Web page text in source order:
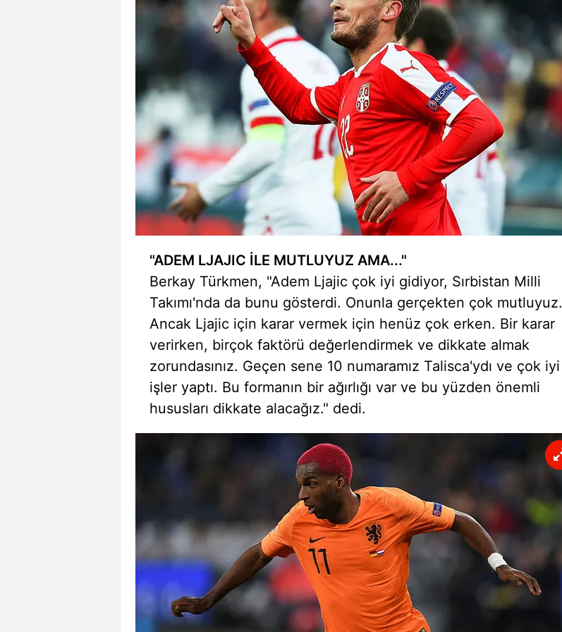
mevzuata uygun olarak kullanılan çerezlerle ilgili bilgi almak için lütfen
"ADEM LJAJIC İLE MUTLUYUZ AMA..."
Berkay Türkmen, "Adem Ljajic çok iyi gidiyor, Sırbistan Milli
Takımı'nda da bunu gösterdi. Onunla gerçekten çok mutluyuz.
Ancak Ljajic için karar vermek için henüz çok erken. Bir karar
verirken, birçok faktörü değerlendirmek ve dikkate almak
zorundasınız. Geçen sene 10 numaramız Talisca'ydı ve çok iyi
işler yaptı. Bu formanın bir ağırlığı var ve bu yüzden önemli
hususları dikkate alacağız." dedi.